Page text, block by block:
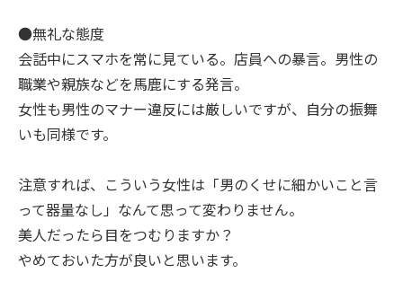
●無礼な態度
会話中にスマホを常に見ている。店員への暴言。男性の
職業や親族などを馬鹿にする発言。
女性も男性のマナー違反には厳しいですが、自分の振舞
いも同様です。
注意すれば、こういう女性は「男のくせに細かいこと言
って器量なし」なんて思って変わりません。
美人だったら目をつむりますか？
やめておいた方が良いと思います。